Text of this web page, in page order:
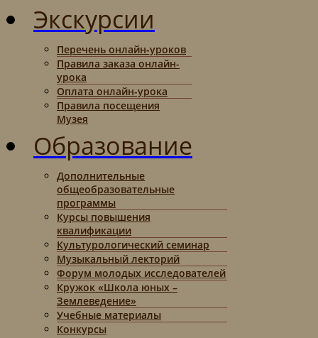
Экскурсии
Перечень онлайн-уроков
Правила заказа онлайн-
урока
Оплата онлайн-урока
Правила посещения
Музея
Образование
Дополнительные
общеобразовательные
программы
Курсы повышения
квалификации
Культурологический семинар
Музыкальный лекторий
Форум молодых исследователей
Кружок «Школа юных –
Землеведение»
Учебные материалы
Конкурсы